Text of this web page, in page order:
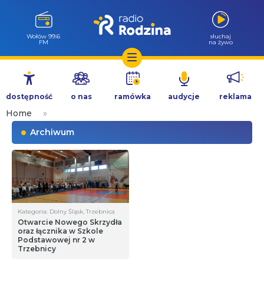
Przejdź
treści
Wołów 99.6
FM
słuchaj
na żywo
dostępność o nas ramówka audycje reklama
Home
»
Archiwum
Kategoria: Dolny Śląsk, Trzebnica
Otwarcie Nowego Skrzydła
oraz łącznika w Szkole
Podstawowej nr 2 w
Trzebnicy